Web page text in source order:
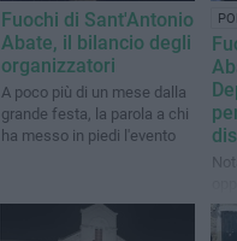
Fuochi di Sant'Antonio
Abate, il bilancio degli
organizzatori
A poco più di un mese dalla
grande festa, la parola a chi
ha messo in piedi l'evento